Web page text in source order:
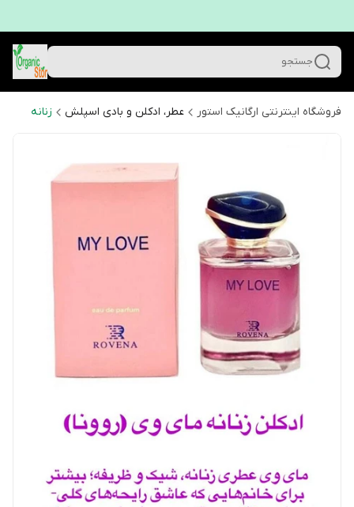
جستجو
فروشگاه اینترنتی ارگانیک استور عطر، ادکلن و بادی اسپلش زنانه